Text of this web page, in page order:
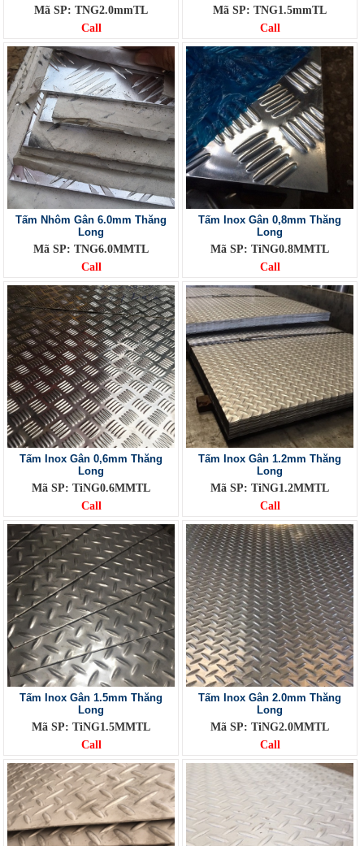
Mã SP: TNG2.0mmTL
Call
Mã SP: TNG1.5mmTL
Call
Tấm Nhôm Gân 6.0mm Thăng
Long
Mã SP: TNG6.0MMTL
Call
Tấm Inox Gân 0,8mm Thăng
Long
Mã SP: TiNG0.8MMTL
Call
Tấm Inox Gân 0,6mm Thăng
Long
Mã SP: TiNG0.6MMTL
Call
Tấm Inox Gân 1.2mm Thăng
Long
Mã SP: TiNG1.2MMTL
Call
Tấm Inox Gân 1.5mm Thăng
Long
Mã SP: TiNG1.5MMTL
Call
Tấm Inox Gân 2.0mm Thăng
Long
Mã SP: TiNG2.0MMTL
Call